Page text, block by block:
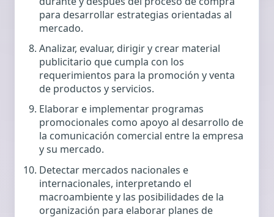
para desarrollar estrategias orientadas al
mercado.
Analizar, evaluar, dirigir y crear material
publicitario que cumpla con los
requerimientos para la promoción y venta
de productos y servicios.
Elaborar e implementar programas
promocionales como apoyo al desarrollo de
la comunicación comercial entre la empresa
y su mercado.
Detectar mercados nacionales e
internacionales, interpretando el
macroambiente y las posibilidades de la
organización para elaborar planes de